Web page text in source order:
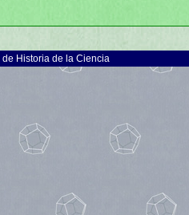
Historia de la Ciencia